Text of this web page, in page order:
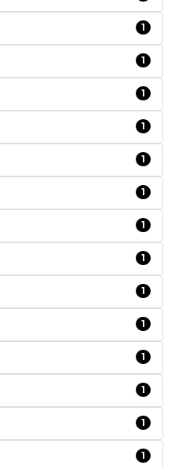
1
1
1
1
1
1
1
1
1
1
1
1
1
1